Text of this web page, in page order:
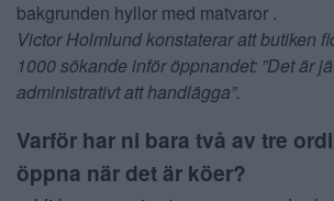
Victor Holmlund konstaterar att butiken
1000 sökande inför öppnandet: ”Det är
administrativt att handlägga”.
Varför har ni bara två av tre
öppna när det är köer?